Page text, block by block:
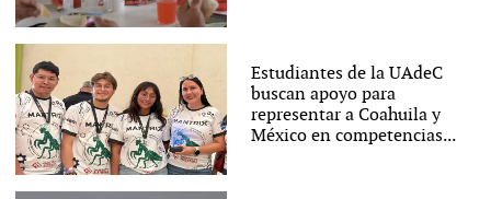
Estudiantes de la UAdeC
buscan apoyo para
representar a Coahuila y
México en competencias...